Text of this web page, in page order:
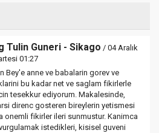
Tulin Guneri - Sikago / 04 Aralık
01:27
Bey'e anne ve babalarin gorev ve
bu kadar net ve saglam fikirlerle
tesekkur ediyorum. Makalesinde,
direnc gosteren bireylerin yetismesi
onemli fikirler ileri sunmustur. Kanimca
istedikleri, kisisel guveni